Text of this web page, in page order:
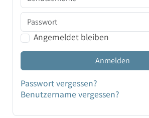
Passwort
Angemeldet bleiben
Anmelden
Passwort vergessen?
Benutzername vergessen?